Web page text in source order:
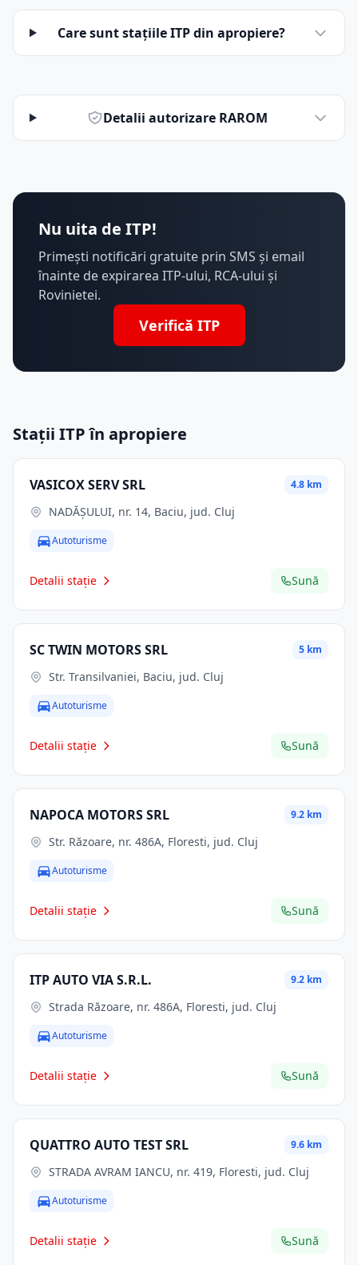
Care sunt stațiile ITP din apropiere?
Detalii autorizare RAROM
Nu uita de ITP!
Primești notificări gratuite prin SMS și email
înainte de expirarea ITP-ului, RCA-ului și
Rovinietei.
Verifică ITP
Stații ITP în apropiere
VASICOX SERV SRL 4.8 km
NADĂȘULUI, nr. 14, Baciu, jud. Cluj
Autoturisme
Detalii stație Sună
SC TWIN MOTORS SRL 5 km
Str. Transilvaniei, Baciu, jud. Cluj
Autoturisme
Detalii stație Sună
NAPOCA MOTORS SRL 9.2 km
Str. Răzoare, nr. 486A, Floresti, jud. Cluj
Autoturisme
Detalii stație Sună
ITP AUTO VIA S.R.L. 9.2 km
Strada Răzoare, nr. 486A, Floresti, jud. Cluj
Autoturisme
Detalii stație Sună
QUATTRO AUTO TEST SRL 9.6 km
STRADA AVRAM IANCU, nr. 419, Floresti, jud. Cluj
Autoturisme
Detalii stație Sună